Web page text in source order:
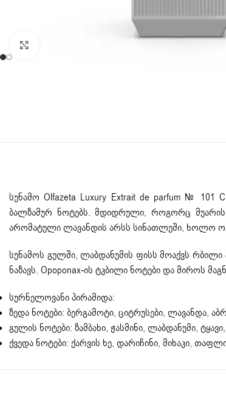
სუნამო Olfazeta Luxury Extrait de parfum №
ბალზამურ ნოტებს. მდიდრული, როგორც მუარის
არომატული ლავანდის არსს სინათლეში, ხოლო
სუნამოს გულში, ლაბდანუმის ფისს მოაქვს
ნაზავს. Opoponax-ის ტკბილი ნოტები და მიროს
სურნელოვანი პირამიდა:
ზედა ნოტები: ბერგამოტი, ციტრუსები, ლავანდა,
გულის ნოტები: ზამბახი, ჟასმინი, ლაბდანუმი,
ქვედა ნოტები: ქარვის ხე, დარიჩინი, მიხაკი,